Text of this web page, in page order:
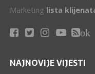
Marketing lista
ok
NAJNOVIJE VIJESTI